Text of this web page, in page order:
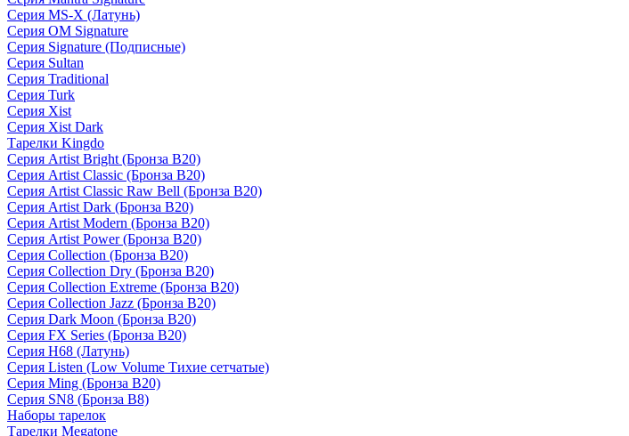
Серия MS-X (Латунь)
Серия OM Signature
Серия Signature (Подписные)
Серия Sultan
Серия Traditional
Серия Turk
Серия Xist
Серия Xist Dark
Тарелки Kingdo
Серия Artist Bright (Бронза B20)
Серия Artist Classic (Бронза B20)
Серия Artist Classic Raw Bell (Бронза B20)
Серия Artist Dark (Бронза B20)
Серия Artist Modern (Бронза B20)
Серия Artist Power (Бронза B20)
Серия Collection (Бронза B20)
Серия Collection Dry (Бронза B20)
Серия Collection Extreme (Бронза B20)
Серия Collection Jazz (Бронза B20)
Серия Dark Moon (Бронза B20)
Серия FX Series (Бронза B20)
Серия H68 (Латунь)
Серия Listen (Low Volume Тихие сетчатые)
Серия Ming (Бронза B20)
Серия SN8 (Бронза B8)
Наборы тарелок
Тарелки Megatone